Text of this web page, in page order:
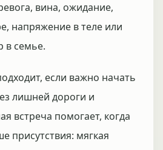
вина, ожидание,
напряжение в теле или
в семье.
если важно начать
лишней дороги и
встреча помогает, когда
присутствия: мягкая